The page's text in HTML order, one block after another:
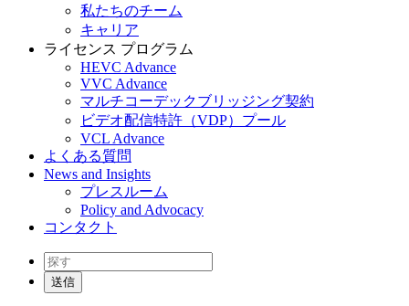
私たちのチーム
キャリア
ライセンス プログラム
HEVC Advance
VVC Advance
マルチコーデックブリッジング契約
ビデオ配信特許（VDP）プール
VCL Advance
よくある質問
News and Insights
プレスルーム
Policy and Advocacy
コンタクト